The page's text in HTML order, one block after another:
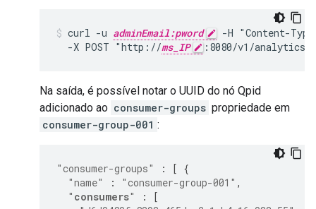
curl -u adminEmail:pword
-H "Content-
  -X POST "http://
ms_IP :8080/v1/analytics/
Na saída, é possível notar o UUID do nó Qpid
adicionado ao consumer-groups propriedade em
consumer-group-001 :
"consumer-groups" : [ {
"name"
: "consumer-group-001" ,
" consumers" :
[